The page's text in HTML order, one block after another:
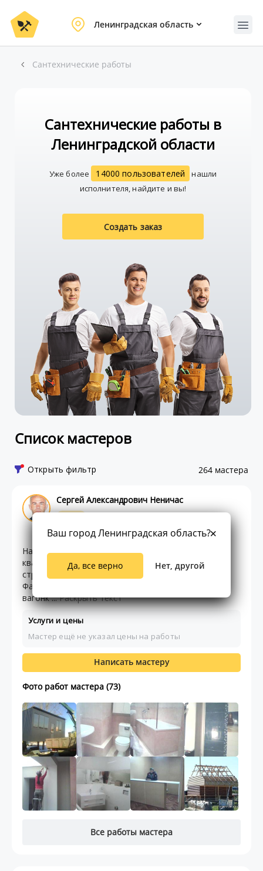
Ленинградская область
Сантехнические работы
Сантехнические работы в
Ленинградской области
Уже более 14000 пользователей
нашли
исполнителя, найдите и вы!
Создать заказ
Список мастеров
Открыть фильтр 264 мастера
Сергей Александрович Неничас
28.00
2 4отзывов
Наша строительная бригада производит ремонт
квартир, офисов и других помещений, а также
строительство домов, коттеджей, дачных домов.
Фасадные работы, отделка фасадов сайдингом,
вагонк ...Раскрыть текст
Услуги и цены
Мастер ещё не указал цены на работы
Написать мастеру
Фото работ мастера (73)
Все работы мастера
Ваш город Ленинградская область?
Да, все верно Нет, другой